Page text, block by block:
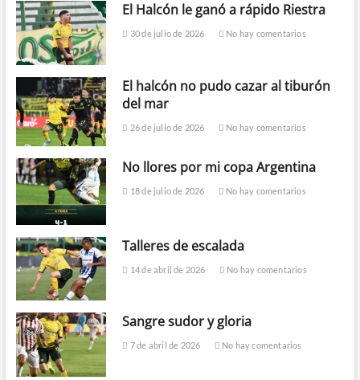
El Halcón le ganó a rápido Riestra
30 de julio de 2026 No hay comentarios
El halcón no pudo cazar al tiburón
del mar
26 de julio de 2026 No hay comentarios
No llores por mi copa Argentina
18 de julio de 2026 No hay comentarios
Talleres de escalada
14 de abril de 2026 No hay comentarios
Sangre sudor y gloria
7 de abril de 2026 No hay comentarios